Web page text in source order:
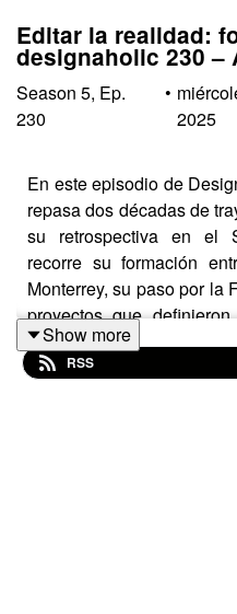
Editar la realidad:
designaholic 230 –
Season 5, Ep.
230
•
2025
En este episodio de
repasa dos décadas de
su retrospectiva en el
recorre su formación
Monterrey, su paso por la
proyectos que
Nuevo León, Suburbia
También habla sobre
Show more
RSS